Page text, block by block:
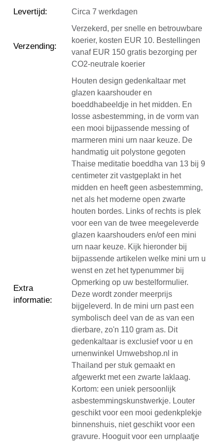
Levertijd: Circa 7 werkdagen
Verzending:
Verzekerd, per snelle en betrouwbare
koerier, kosten EUR 10. Bestellingen
vanaf EUR 150 gratis bezorging per
CO2-neutrale koerier
Extra
informatie:
Houten design gedenkaltaar met
glazen kaarshouder en
boeddhabeeldje in het midden. En
losse asbestemming, in de vorm van
een mooi bijpassende messing of
marmeren mini urn naar keuze. De
handmatig uit polystone gegoten
Thaise meditatie boeddha van 13 bij 9
centimeter zit vastgeplakt in het
midden en heeft geen asbestemming,
net als het moderne open zwarte
houten bordes. Links of rechts is plek
voor een van de twee meegeleverde
glazen kaarshouders en/of een mini
urn naar keuze. Kijk hieronder bij
bijpassende artikelen welke mini urn u
wenst en zet het typenummer bij
Opmerking op uw bestelformulier.
Deze wordt zonder meerprijs
bijgeleverd. In de mini urn past een
symbolisch deel van de as van een
dierbare, zo'n 110 gram as. Dit
gedenkaltaar is exclusief voor u en
urnenwinkel Urnwebshop.nl in
Thailand per stuk gemaakt en
afgewerkt met een zwarte laklaag.
Kortom: een uniek persoonlijk
asbestemmingskunstwerkje. Louter
geschikt voor een mooi gedenkplekje
binnenshuis, niet geschikt voor een
gravure. Hooguit voor een urnplaatje